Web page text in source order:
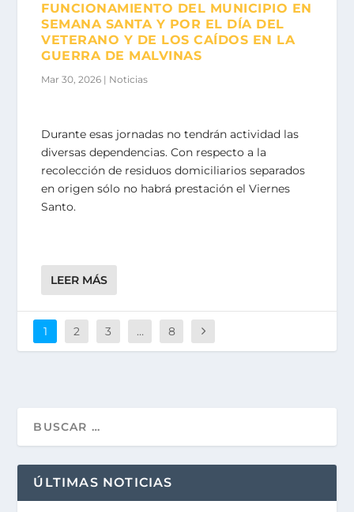
FUNCIONAMIENTO DEL MUNICIPIO EN
SEMANA SANTA Y POR EL DÍA DEL
VETERANO Y DE LOS CAÍDOS EN LA
GUERRA DE MALVINAS
Mar 30, 2026 | Noticias
Durante esas jornadas no tendrán actividad las
diversas dependencias. Con respecto a la
recolección de residuos domiciliarios separados
en origen sólo no habrá prestación el Viernes
Santo.
LEER MÁS
1 2 3 … 8
ÚLTIMAS NOTICIAS